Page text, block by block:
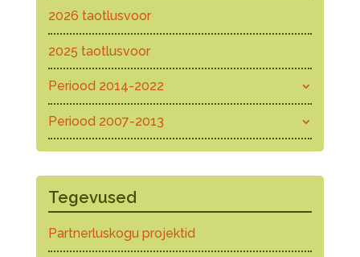
2026 taotlusvoor
2025 taotlusvoor
Periood 2014-2022
Periood 2007-2013
Tegevused
Partnerluskogu projektid